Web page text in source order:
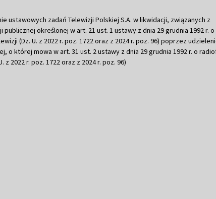
ustawowych zadań Telewizji Polskiej S.A. w likwidacji, związanych z
publicznej określonej w art. 21 ust. 1 ustawy z dnia 29 grudnia 1992 r. o
(Dz. U. z 2022 r. poz. 1722 oraz z 2024 r. poz. 96) poprzez
o której mowa w art. 31 ust. 2 ustawy z dnia 29 grudnia 1992 r. o
z 2022 r. poz. 1722 oraz z 2024 r. poz. 96)